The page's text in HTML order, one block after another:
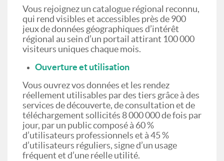
Vous rejoignez un catalogue régional reconnu,
qui rend visibles et accessibles près de 900
jeux de données géographiques d’intérêt
régional au sein d’un portail attirant 100 000
visiteurs uniques chaque mois.
Ouverture et utilisation
Vous ouvrez vos données et les rendez
réellement utilisables par des tiers grâce à des
services de découverte, de consultation et de
téléchargement sollicités 8 000 000 de fois par
jour, par un public composé à 60 %
d’utilisateurs professionnels et à 45 %
d’utilisateurs réguliers, signe d’un usage
fréquent et d’une réelle utilité.